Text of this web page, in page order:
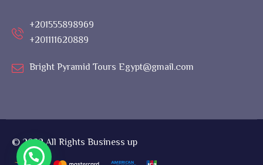
+201555898969
+201111620889
Bright Pyramid Tours Egypt@gmail.com
© 2022 All Rights Business up